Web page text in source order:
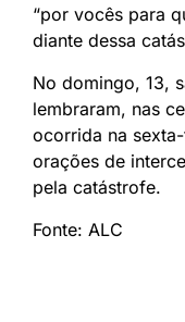
“por vocês para
diante dessa
No domingo, 13,
lembraram, nas
ocorrida na
orações de
pela catástrofe.
Fonte: ALC